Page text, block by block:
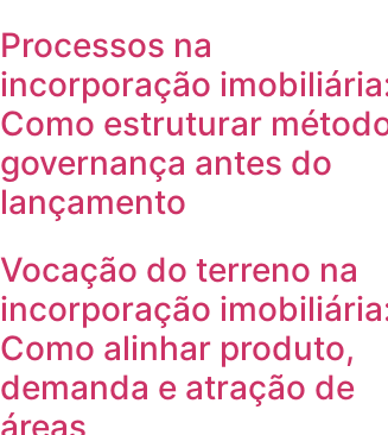
Processos na
incorporação
Como estruturar
governança antes do
lançamento
Vocação do terreno na
incorporação
Como alinhar produto,
demanda e atração de
áreas